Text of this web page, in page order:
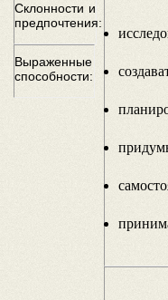
Склонности и
предпочтения:
Выраженные
способности: